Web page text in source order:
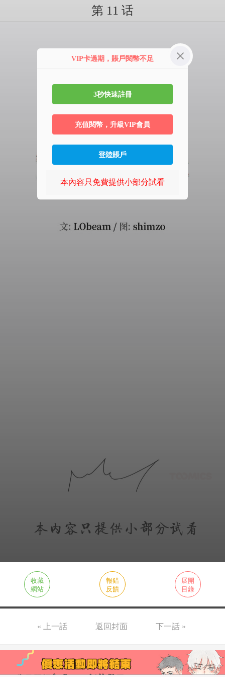
第 11 话
收藏
網站
報錯
反饋
展開
目錄
« 上一話 返回封面 下一話 »
VIP卡過期，賬戶閱幣不足
3秒快速註冊
充值閱幣，升級VIP會員
登陸賬戶
本內容只免費提供小部分試看